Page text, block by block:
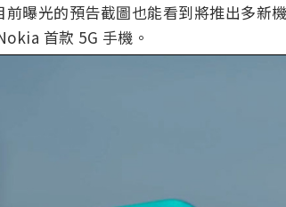
前曝光的預告截圖也能看到將推出多新
首款 5G 手機。